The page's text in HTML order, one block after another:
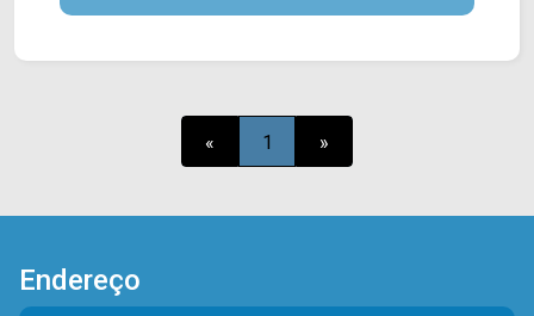
contém uma área com diversos comércios em
Entre em contato com a nossa equipe de vendas
e agende a sua visita!! WhatsApp e Telefone
Presente em cada mudança!
« 1 »
Endereço